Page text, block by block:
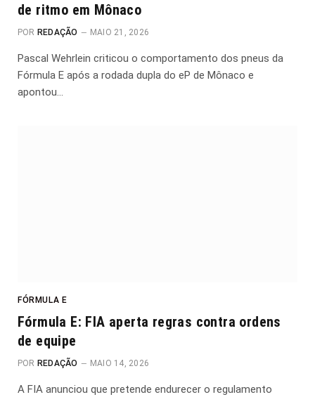
de ritmo em Mônaco
POR REDAÇÃO MAIO 21, 2026
Pascal Wehrlein criticou o comportamento dos pneus da
Fórmula E após a rodada dupla do eP de Mônaco e
apontou…
FÓRMULA E
Fórmula E: FIA aperta regras contra ordens
de equipe
POR REDAÇÃO MAIO 14, 2026
A FIA anunciou que pretende endurecer o regulamento